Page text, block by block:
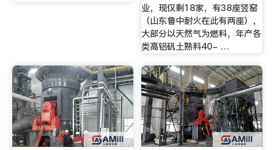
业，现仅剩18家，有38座竖窑
（山东鲁中耐火在此有两座），
大部分以天然气为燃料，年产各
类高铝矾土熟料40- …